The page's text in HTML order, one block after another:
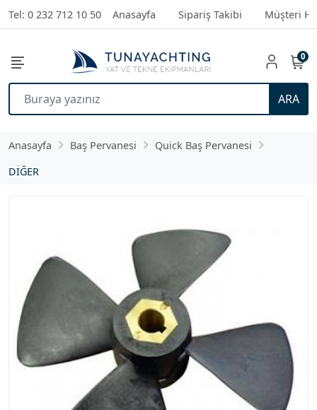
Tel: 0 232 712 10 50 Anasayfa Sipariş Takibi Müşteri
ARA
0
Anasayfa Baş Pervanesi
Quick Baş Pervanesi
DİĞER